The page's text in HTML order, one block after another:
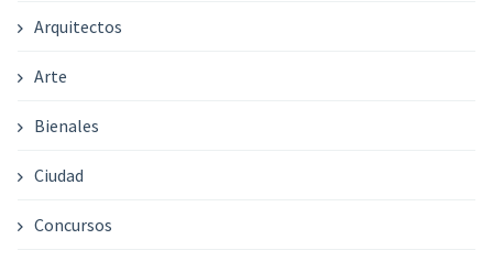
Arquitectos
Arte
Bienales
Ciudad
Concursos